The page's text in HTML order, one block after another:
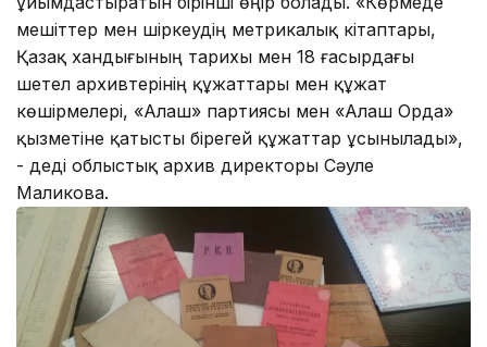
мешіттер мен шіркеудің метрикалық кітаптары,
Қазақ хандығының тарихы мен 18 ғасырдағы
шетел архивтерінің құжаттары мен құжат
көшірмелері, «Алаш» партиясы мен «Алаш Орда»
қызметіне қатысты бірегей құжаттар ұсынылады»,
- деді облыстық архив директоры Сәуле
Маликова.